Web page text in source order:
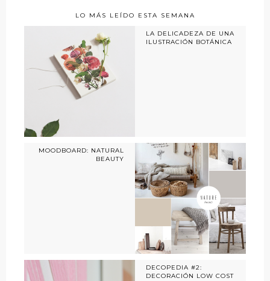
LO MÁS LEÍDO ESTA SEMANA
LA DELICADEZA DE UNA
ILUSTRACIÓN BOTÁNICA
MOODBOARD: NATURAL
BEAUTY
DECOPEDIA #2:
DECORACIÓN LOW COST